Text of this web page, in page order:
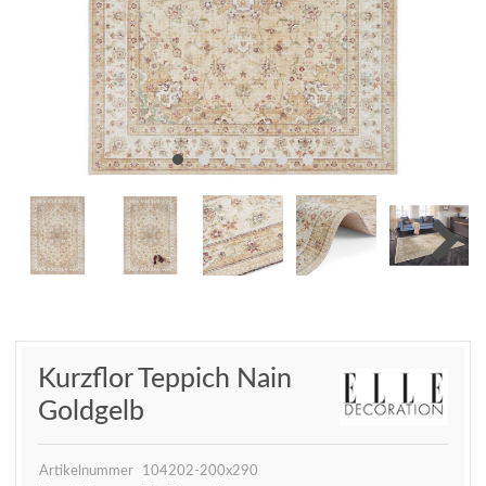
Kurzflor Teppich Nain
Goldgelb
Artikelnummer
104202-200x290